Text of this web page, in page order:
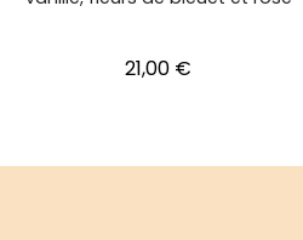
Prix
21,00 €